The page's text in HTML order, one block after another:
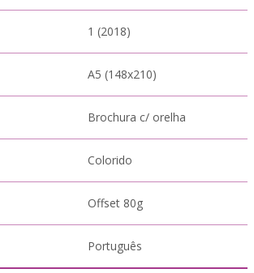
1 (2018)
A5 (148x210)
Brochura c/ orelha
Colorido
Offset 80g
Português